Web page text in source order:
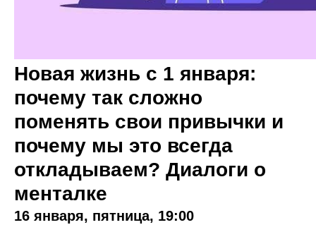
Новая жизнь с 1 января:
почему так сложно
поменять свои привычки и
почему мы это всегда
откладываем? Диалоги о
менталке
16 января, пятница, 19:00